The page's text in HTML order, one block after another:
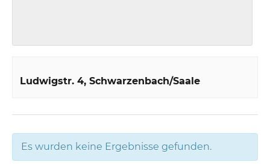
Ludwigstr. 4 Schwarzenbach/Saale
Es wurden keine Ergebnisse gefunden.